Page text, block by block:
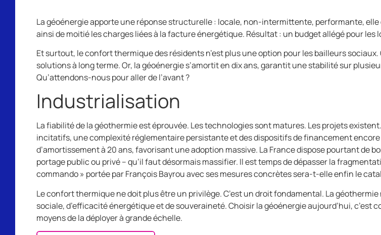
La géoénergie apporte une réponse structurelle : locale, non-intermittente, performante,
ainsi de moitié les charges liées à la facture énergétique. Résultat : un budget allégé pour
Et surtout, le confort thermique des résidents n’est plus une option pour les bailleurs
solutions à long terme. Or, la géoénergie s’amortit en dix ans, garantit une stabilité sur
Qu’attendons-nous pour aller de l’avant ?
Industrialisation
La fiabilité de la géothermie est éprouvée. Les technologies sont matures. Les projets
incitatifs, une complexité réglementaire persistante et des dispositifs de financement
d’amortissement à 20 ans, favorisant une adoption massive. La France dispose pourtant
portage public ou privé – qu’il faut désormais massifier. Il est temps de dépasser la
commando » portée par François Bayrou avec ses mesures concrètes sera-t-elle enfin le
Le confort thermique ne doit plus être un privilège. C’est un droit fondamental. La
sociale, d’efficacité énergétique et de souveraineté. Choisir la géoénergie aujourd’hui,
moyens de la déployer à grande échelle.